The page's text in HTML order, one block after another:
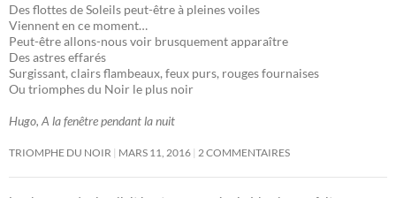
Des flottes de Soleils peut-être à pleines voiles
Viennent en ce moment…
Peut-être allons-nous voir brusquement apparaître
Des astres effarés
Surgissant, clairs flambeaux, feux purs, rouges fournaises
Ou triomphes du Noir le plus noir
Hugo, A la fenêtre pendant la nuit
TRIOMPHE DU NOIR MARS 11, 2016 2 COMMENTAIRES